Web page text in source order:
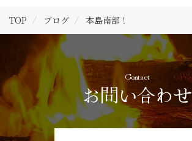
TOP ブログ 本島南部！
Contact
お問い合わせ